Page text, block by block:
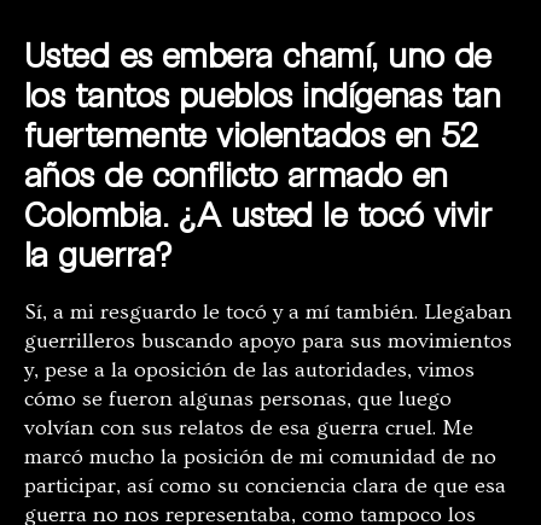
Usted es embera chamí, uno de
los tantos pueblos indígenas tan
fuertemente violentados en 52
años de conflicto armado en
Colombia. ¿A usted le tocó vivir
la guerra?
Sí, a mi resguardo le tocó y a mí también. Llegaban
guerrilleros buscando apoyo para sus movimientos
y, pese a la oposición de las autoridades, vimos
cómo se fueron algunas personas, que luego
volvían con sus relatos de esa guerra cruel. Me
marcó mucho la posición de mi comunidad de no
participar, así como su conciencia clara de que esa
guerra no nos representaba, como tampoco los